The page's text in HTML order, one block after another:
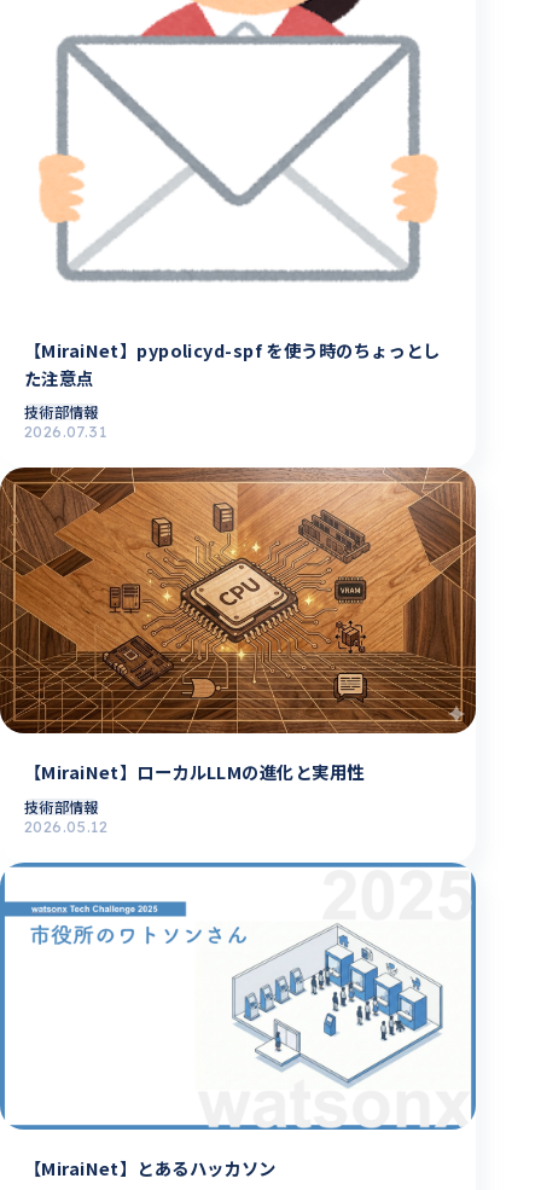
【MiraiNet】pypolicyd-spf を使う時のちょっとし
た注意点
技術部情報
2026.07.31
【MiraiNet】ローカルLLMの進化と実用性
技術部情報
2026.05.12
【MiraiNet】とあるハッカソン